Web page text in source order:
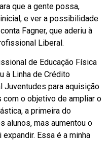
que a gente possa,
e ver a possibilidade
Fagner, que aderiu à
Liberal.
de Educação Física
à Linha de Crédito
Juventudes para aquisição
o objetivo de ampliar o
a primeira do
alunos, mas aumentou o
Essa é a minha